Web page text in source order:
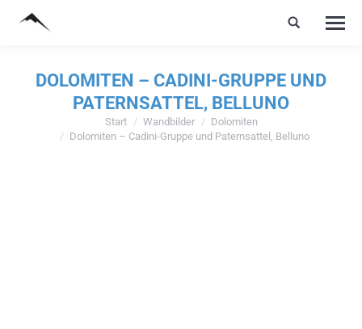
DOLOMITEN – CADINI-GRUPPE UND
PATERNSATTEL, BELLUNO
Sie befinden sich hier:
Start Wandbilder
Dolomiten
Dolomiten – Cadini-Gruppe und Paternsattel, Belluno